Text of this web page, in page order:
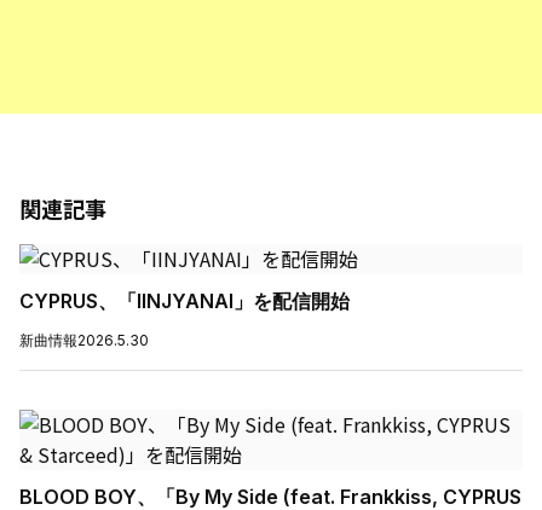
関連記事
CYPRUS、「IINJYANAI」を配信開始
新曲情報2026.5.30
BLOOD BOY、「By My Side (feat. Frankkiss, CYPRUS